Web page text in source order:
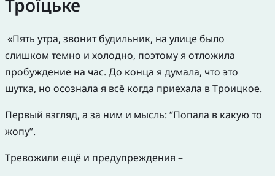
Троїцьке
«Пять утра, звонит будильник, на улице было
слишком темно и холодно, поэтому я отложила
пробуждение на час. До конца я думала, что это
шутка, но осознала я всё когда приехала в Троицкое.
Первый взгляд, а за ним и мысль: “Попала в какую то
жопу”.
Тревожили ещё и предупреждения –